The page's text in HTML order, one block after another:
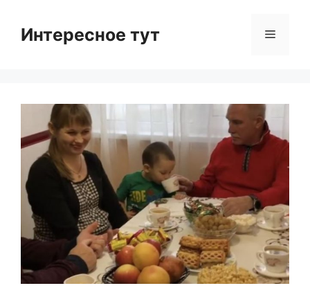
contentИнтересное тут Menu